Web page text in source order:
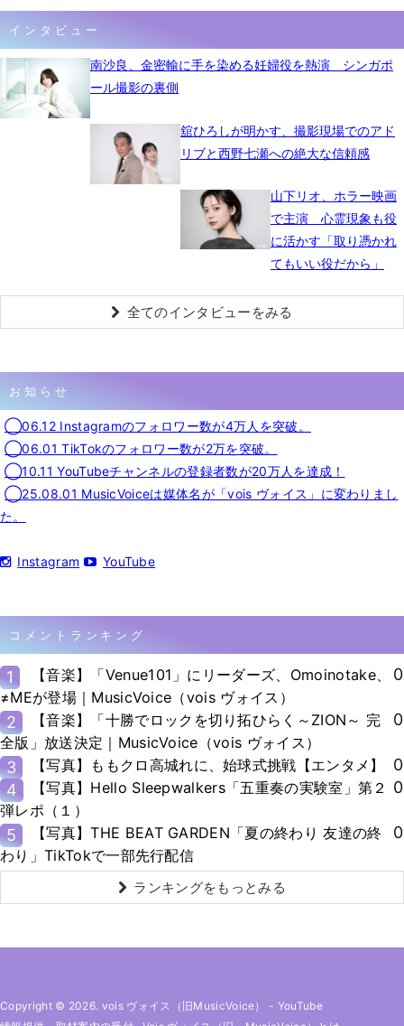
インタビュー
南沙良、金密輸に手を染める妊婦役を熱演 シンガポ
ール撮影の裏側
舘ひろしが明かす、撮影現場でのアド
リブと西野七瀬への絶大な信頼感
山下リオ、ホラー映画
で主演 心霊現象も役
に活かす「取り憑かれ
てもいい役だから」
全てのインタビューをみる
お知らせ
◯06.12 Instagramのフォロワー数が4万人を突破。
◯06.01 TikTokのフォロワー数が2万を突破。
◯10.11 YouTubeチャンネルの登録者数が20万人を達成！
◯25.08.01 MusicVoiceは媒体名が「vois ヴォイス」に変わりまし
た。
Instagram YouTube
コメントランキング
1
【音楽】「Venue101」にリーダーズ、Omoinotake、
≠MEが登場｜MusicVoice（vois ヴォイス）
0
2
【音楽】「十勝でロックを切り拓ひらく～ZION～ 完
全版」放送決定｜MusicVoice（vois ヴォイス）
0
3 【写真】ももクロ高城れに、始球式挑戦【エンタメ】
0
4
【写真】Hello Sleepwalkers「五重奏の実験室」第２
弾レポ（１）
0
5
【写真】THE BEAT GARDEN「夏の終わり 友達の終
わり」TikTokで一部先行配信
0
ランキングをもっとみる
Copyright © 2026. vois ヴォイス（旧MusicVoice） - YouTube